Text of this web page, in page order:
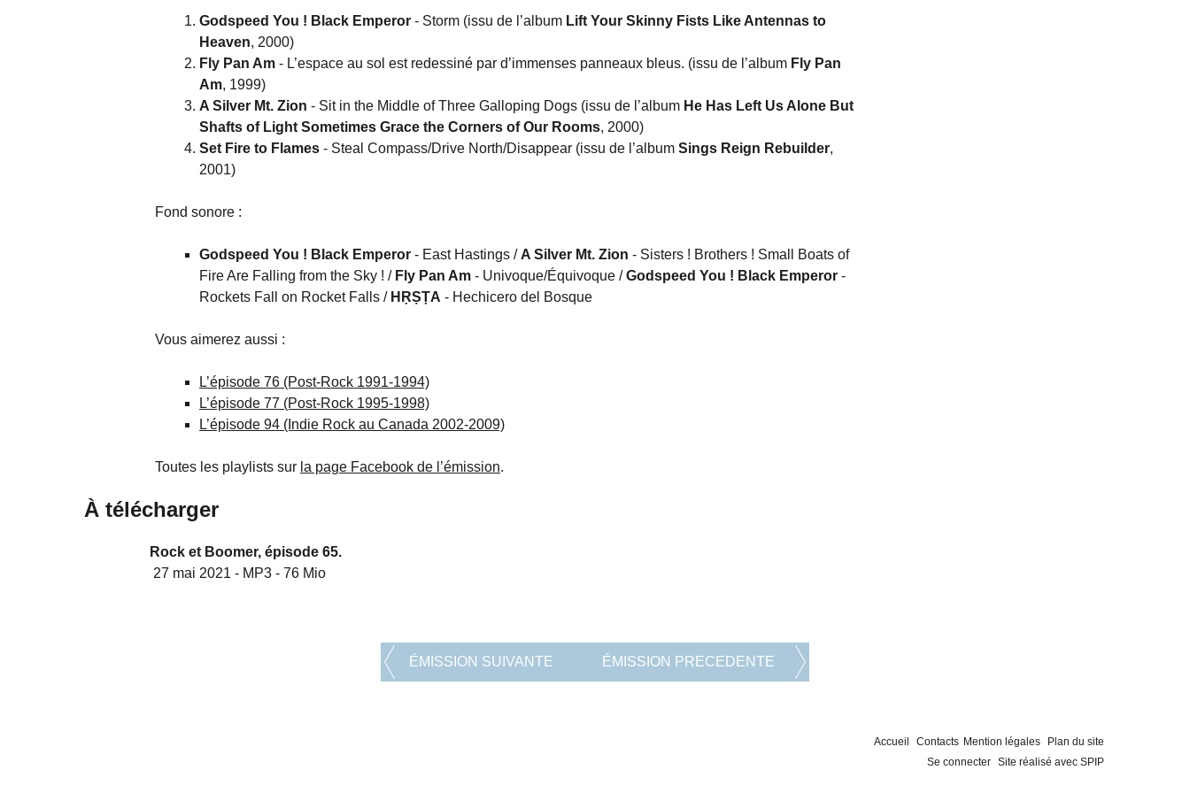
Godspeed You ! Black Emperor - Storm (issu de l’album Lift Your Skinny Fists Like Antennas to
Heaven, 2000)
Fly Pan Am - L’espace au sol est redessiné par d’immenses panneaux bleus. (issu de l’album Fly Pan
Am, 1999)
A Silver Mt. Zion - Sit in the Middle of Three Galloping Dogs (issu de l’album He Has Left Us Alone But
Shafts of Light Sometimes Grace the Corners of Our Rooms, 2000)
Set Fire to Flames - Steal Compass/Drive North/Disappear (issu de l’album Sings Reign Rebuilder,
2001)
Fond sonore :
Godspeed You ! Black Emperor - East Hastings / A Silver Mt. Zion - Sisters ! Brothers ! Small Boats of
Fire Are Falling from the Sky ! / Fly Pan Am - Univoque/Équivoque /Godspeed You ! Black Emperor -
Rockets Fall on Rocket Falls / HṚṢṬA - Hechicero del Bosque
Vous aimerez aussi :
L’épisode 76 (Post-Rock 1991-1994)
L’épisode 77 (Post-Rock 1995-1998)
L’épisode 94 (Indie Rock au Canada 2002-2009)
Toutes les playlists sur la page Facebook de l’émission.
À télécharger
Rock et Boomer, épisode 65.
27 mai 2021 - MP3 - 76 Mio
ÉMISSION SUIVANTE ÉMISSION PRECEDENTE
Accueil Contacts Mention légales
Plan du site
Se connecter Site réalisé avec SPIP